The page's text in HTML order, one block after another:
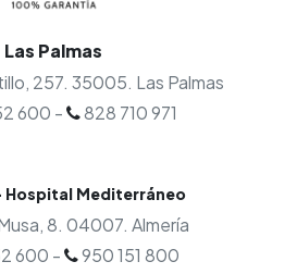
Las Palmas
257. 35005. Las Palmas
600 - 828 710 971
Hospital Mediterráneo
8. 04007. Almería
600 - 950 151 800